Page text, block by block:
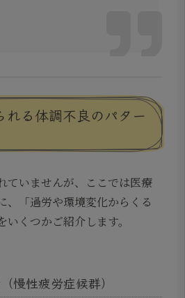
れる体調不良のパター
ていませんが、ここでは医療
、「過労や環境変化からくる
くつかご紹介します。
慢性疲労症候群）